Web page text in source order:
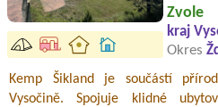
Zvole
kraj
Okres
Kemp Šikland je součástí
Vysočině. Spojuje klidné